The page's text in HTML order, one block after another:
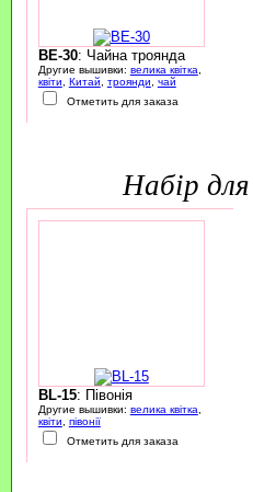
BE-30: Чайна троянда
Другие вышивки: велика квітка
квіти
Китай троянди
чай
Отметить для заказа
набір
BL-15: Півонія
Другие вышивки: велика квітка
квіти
півонії
Отметить для заказа